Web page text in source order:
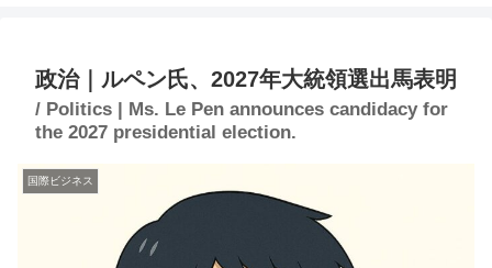
政治｜ルペン氏、2027年大統領選出馬表明
/ Politics | Ms. Le Pen announces candidacy for
the 2027 presidential election.
国際ビジネス